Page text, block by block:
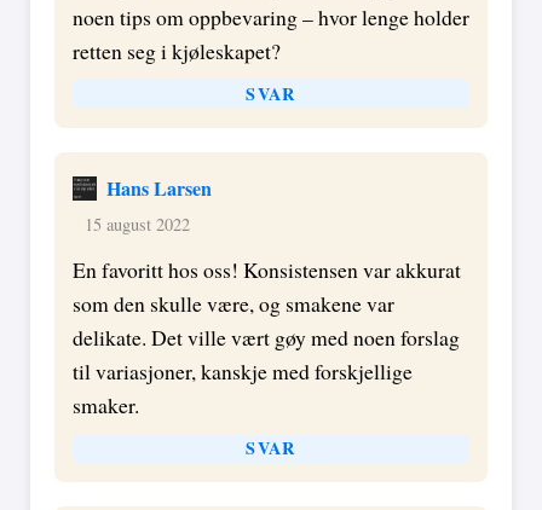
noen tips om oppbevaring – hvor lenge holder
retten seg i kjøleskapet?
SVAR
Hans Larsen
15 august 2022
En favoritt hos oss! Konsistensen var akkurat
som den skulle være, og smakene var
delikate. Det ville vært gøy med noen forslag
til variasjoner, kanskje med forskjellige
smaker.
SVAR